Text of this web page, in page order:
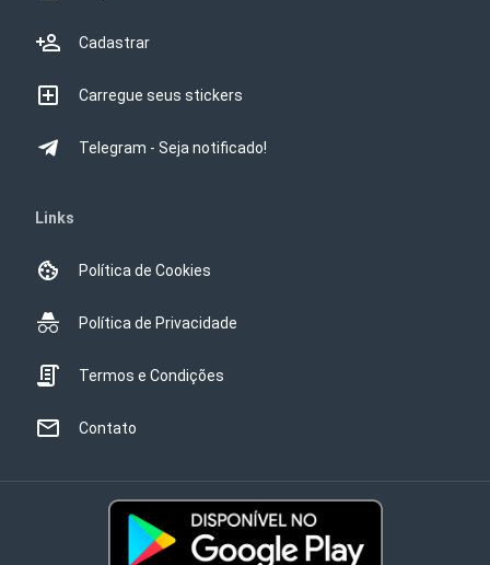
Cadastrar
Carregue seus stickers
Telegram - Seja notificado!
Links
Política de Cookies
Política de Privacidade
Termos e Condições
Contato